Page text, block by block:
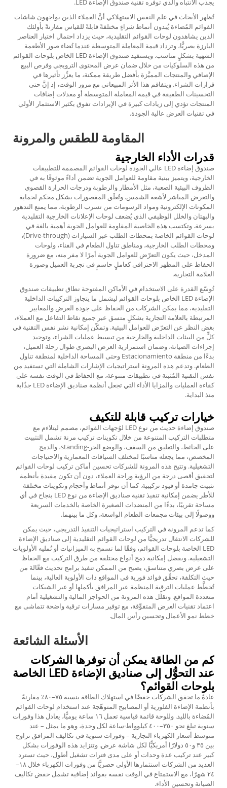
يجذب الانتباه والذي توفره تقنية صندوق الإضاءة LED.
تُظهر الأبحاث في علم النفس الاستهلاكي أنَّ العملاء الذين يواجهون شاشات
القوائم المُضاءة يُبدون أنماط شراءٍ مختلفةً قابلةً للقياس مقارنةً بأولئك
الذين يشاهدون لوحات القوائم التقليدية، حيث يزداد احتمال اختيار العناصر
البارزة بصريًّا، وتزداد قيمة المعاملة المتوسطة عندما تُضاء صور الأطعمة
الشهية بشكلٍ مناسب. ويستفيد صندوق الإضاءة LED الخاص بلوحات القوائم
من هذه السلوكيات من خلال ضمان عرض المحتوى الترويجي وفرص البيع
الإضافي والمنتجات المميَّزة بأفضل طريقة ممكنة، ما يعزِّز تأثيرها في
قرارات الشراء. ويتفاقم هذا الأثر المبيعاتي مع مرور الوقت، إذ إنَّ حتى
التحسينات الطفيفة في قيمة المعاملة المتوسطة أو معدلات إضافات
المنتجات تؤدي إلى زيادات كبيرة في الإيرادات تفوق بكثير الاستثمار الأولي
في تقنيات العرض عالية الجودة.
المقاومة للطقس والمرونة
قدرات الأداء الخارجية
صندوق إضاءة LED عالي الجودة لوحات القوائم المصممة للتطبيقات
الخارجية، ويتميز ببنية مقاومة للعوامل الجوية تضمن أداءً موثوقًا به في
الظروف البيئية الصعبة، مثل الأمطار والرطوبة ودرجات الحرارة القصوى
والتعرض المباشر لأشعة الشمس. وتُغلَق المقصورات بشكل محكم لحماية
المكونات الإلكترونية ومواد الرسومات من تسرب الرطوبة، مما يمنع التدهور
والبهتان والخلل الوظيفي الذي يُضعف لوحات الإعلانات الخارجية التقليدية
بسرعة. وتكتسب هذه الخاصية المقاومة للعوامل الجوية أهمية بالغة في
لوحات القوائم الخاصة بمحطات الطلب عبر السيارات (Drive-through)،
ومحطات الطلب الخارجية، ومناطق تناول الطعام في الفناء، ولوحات
المدخل، حيث يكون التعرّض للعوامل الجوية أمرًا لا مفر منه، مع ضرورة
الحفاظ على المظهر الاحترافي كعاملٍ حاسمٍ في تجربة العميل وصورة
العلامة التجارية.
تُوسّع القدرة على الاستخدام في الأماكن المفتوحة نطاق تطبيقات صندوق
الإضاءة LED الخاص بلوحات القوائم ليشمل ما يتجاوز التركيبات الداخلية
التقليدية، مما يمكن الشركات من الحفاظ على جودة العرض والمعايير
المرتبطة بالعلامة التجارية بشكلٍ متسق عبر جميع نقاط التفاعل مع العملاء،
بغض النظر عن التعرّض للعوامل البيئية. وتمكّن إمكانية نشر نفس التقنية في
كلٍّ من البيئات الداخلية والخارجية من تبسيط عمليات الشراء، وتوحيد
إجراءات الصيانة، وضمان استمرارية العرض البصري طوال رحلة العميل،
بدءًا من منطقة Estacionamiento وحتى المساحة الداخلية لمنطقة تناول
الطعام. وتدعم هذه المرونة استراتيجيات الإشارات الشاملة التي تستفيد من
نفس التقنية المُثبتة في تطبيقات متنوعة، مع الحفاظ في الوقت نفسه على
كفاءة العمليات والمزايا الأداء التي تجعل أنظمة صناديق الإضاءة LED جذّابة
منذ البداية.
خيارات تركيب قابلة للتكيف
صندوق إضاءة حديث من نوع LED لوُجهات القوائم، مصمم ليتلاءم مع
متطلبات التركيب المتنوعة من خلال تكوينات تركيب مرنة تشمل التثبيت
على الحائط، والتعليق من السقف، والوضع الحر-standing، والدمج
المخصص، مما يجعله مناسبًا لمختلف السياقات المعمارية والاحتياجات
التشغيلية. وتتيح هذه المرونة للشركات تحسين أماكن تركيب لوحات القوائم
لتحقيق أقصى درجة من الرؤية وراحة العملاء، دون أن تكون مقيدة بأنظمة
تثبيت جامدة أو قيود تركيبية. كما أن توفر أنماط وأحجام وتكوينات مختلفة
للأطر يضمن إمكانية تنفيذ تقنية صناديق الإضاءة من نوع LED بنجاح في أي
مساحة تقريبًا، بدءًا من المنضدات الصغيرة الخاصة بالخدمات السريعة
ووصولًا إلى بيئات مجمعات الطعام الواسعة، وكل ما بينهما.
كما تدعم المرونة في التركيب استراتيجيات التنفيذ التدريجي، حيث يمكن
للشركات الانتقال تدريجيًّا من لوحات القوائم التقليدية إلى صناديق الإضاءة
LED الخاصة بلوحات القوائم، وفقًا لما تسمح به الميزانيات أو تُمليه الأولويات
التشغيلية. وبفضل إمكانية دمج أنواع مختلفة من طرق التركيب مع الحفاظ
على عرض بصري متناسق، يصبح من الممكن تنفيذ برامج تحديث فعَّالة من
حيث التكلفة، تحقِّق فوائد فورية في المواقع ذات الأولوية العالية، بينما
تُخطَّط عمليات الترقية المنظمة عبر المرافق بأكملها أو عبر الشبكات
متعددة المواقع. وتقلِّل هذه المرونة من الحواجز المالية والتشغيلية أمام
اعتماد تقنيات العرض المتفوِّقة، مع توفير مسارات ترقية واضحة تتماشى مع
خطط نمو الأعمال وتحسين رأس المال.
الأسئلة الشائعة
كم من الطاقة يمكن أن توفرها الشركات
عند التحوُّل إلى صناديق الإضاءة LED الخاصة
بلوحات القوائم؟
عادةً ما تحقق الشركات خفضًا في استهلاك الطاقة بنسبة ٧٥–٨٠٪ مقارنةً
بأنظمة الإضاءة الفلورية أو المصابيح المتوهّجة عند استخدام لوحات القوائم
المُضاءة بالليد. وللوحة قائمة قياسية تعمل ١٦ ساعة يوميًّا، يعادل هذا وفورات
سنوية تبلغ نحو ٣٥٠–٤٠٠ كيلوواط·ساعة لكل وحدة، وهو ما يمثل – عند
متوسط أسعار الكهرباء التجارية – وفورات سنوية في تكاليف المرافق تراوح
بين ٣٥ و٥٠ دولارًا أمريكيًّا لكل شاشة عرض. وتتزايد هذه الوفورات بشكل
كبير عند تركيب عدة وحدات أو على مدى فترات تشغيل أطول، حيث تسترد
العديد من الشركات استثمارها الأولي حصريًّا من وفورات الكهرباء خلال ١٨–
٢٤ شهرًا، مع الاستمتاع في الوقت نفسه بفوائد إضافية تشمل خفض تكاليف
الصيانة وتحسين الأداء.